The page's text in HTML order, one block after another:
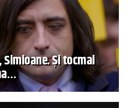
Și tocmai